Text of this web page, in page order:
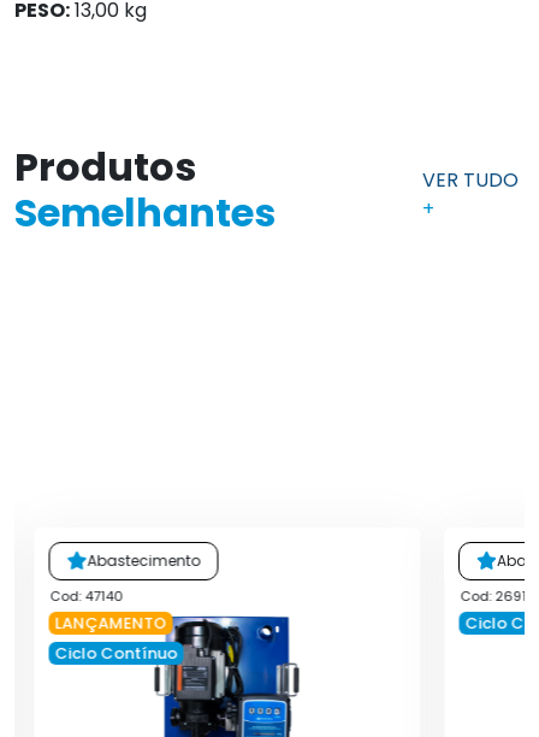
PESO:13,00 kg
Produtos
Semelhantes
VER TUDO
+
Abastecimento
LANÇAMENTO
Ciclo Contínuo
Cod: 47140
Ciclo
Cod: